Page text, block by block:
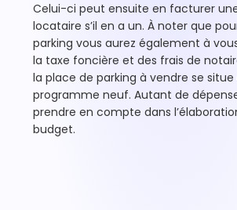
Celui-ci peut ensuite en facturer
locataire s’il en a un. À noter que
parking vous aurez également à
la taxe foncière et des frais de
la place de parking à vendre se situe
programme neuf. Autant de
prendre en compte dans
budget.